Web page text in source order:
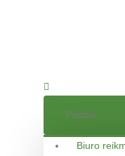
Pradžia
Biuro